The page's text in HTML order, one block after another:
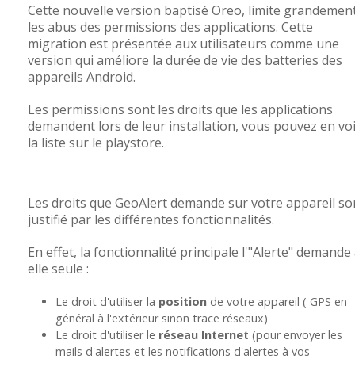
Cette nouvelle version baptisé Oreo, limite
les abus des permissions des applications. Cette
migration est présentée aux utilisateurs comme une
version qui améliore la durée de vie des batteries des
appareils Android.
Les permissions sont les droits que les applications
demandent lors de leur installation, vous pouvez en
la liste sur le playstore.
Les droits que GeoAlert demande sur votre appareil
justifié par les différentes fonctionnalités.
En effet, la fonctionnalité principale l'"Alerte" demande
elle seule :
Le droit d'utiliser la position de votre appareil ( GPS en
général à l'extérieur sinon trace réseaux)
Le droit d'utiliser le réseau Internet (pour envoyer les
mails d'alertes et les notifications d'alertes à vos